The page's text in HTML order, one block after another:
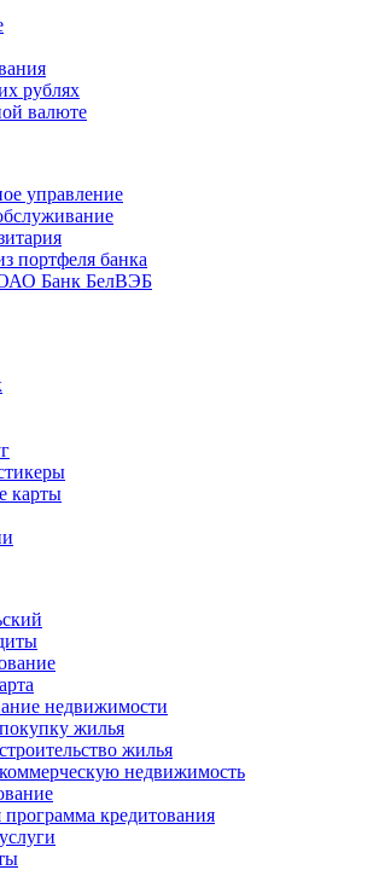
рублях
валюте
управление
портфеля банка
Банк БелВЭБ
карты
недвижимости
жилья
жилья
недвижимость
программа кредитования